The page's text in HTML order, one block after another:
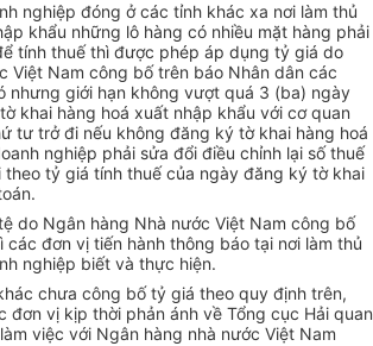
nghiệp đóng ở các tỉnh khác xa nơi làm thủ
khẩu những lô hàng có nhiều mặt hàng phải
tính thuế thì được phép áp dụng tỷ giá do
Việt Nam công bố trên báo Nhân dân các
nhưng giới hạn không vượt quá 3 (ba) ngày
khai hàng hoá xuất nhập khẩu với cơ quan
tư trở đi nếu không đăng ký tờ khai hàng hoá
nghiệp phải sửa đổi điều chỉnh lại số thuế
theo tỷ giá tính thuế của ngày đăng ký tờ khai
do Ngân hàng Nhà nước Việt Nam công bố
các đơn vị tiến hành thông báo tại nơi làm thủ
nghiệp biết và thực hiện.
chưa công bố tỷ giá theo quy định trên,
đơn vị kịp thời phản ánh về Tổng cục Hải quan
việc với Ngân hàng nhà nước Việt Nam